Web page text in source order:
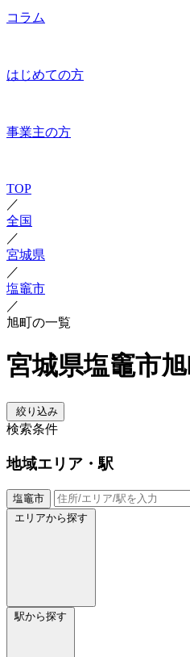
コラム
はじめての方
事業主の方
TOP
／
全国
／
宮城県
／
塩竈市
／
旭町の一覧
宮城県塩竈市
絞り込み
検索条件
地域エリア・駅
塩竈市
エリアから探す
駅から探す